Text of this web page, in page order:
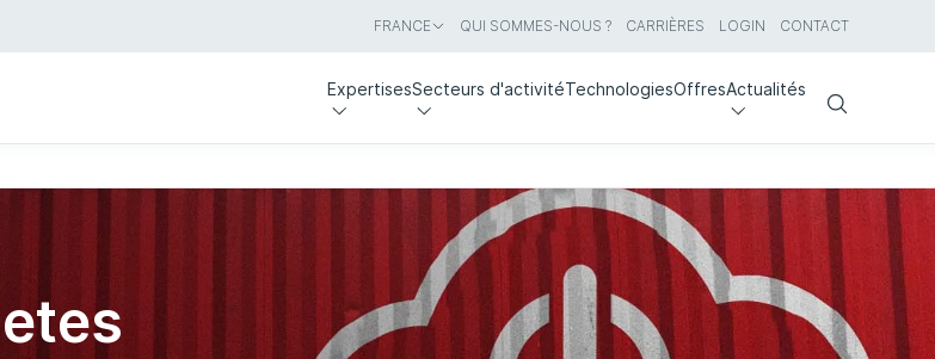
FRANCE QUI SOMMES-NOUS ? CARRIÈRES LOGIN CONTACT
ExpertisesSecteurs d'activitéTechnologiesOffresActualités
Search